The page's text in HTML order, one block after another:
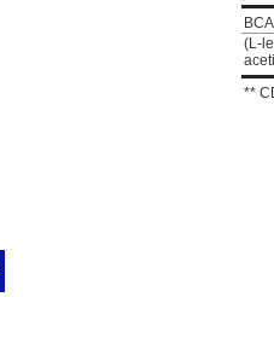
(L-
**